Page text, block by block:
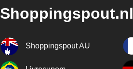
Shoppingspout.nl
Shoppingspout AU